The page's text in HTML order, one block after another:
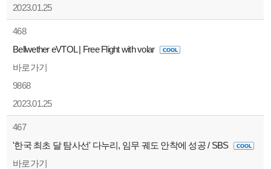
2023.01.25
468
Bellwether eVTOL | Free Flight with volar
바로가기
9868
2023.01.25
467
'한국 최초 달 탐사선' 다누리, 임무 궤도 안착에 성공 / SBS
바로가기